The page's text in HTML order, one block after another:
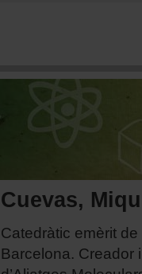
Cuevas,
Catedràtic emèrit
Barcelona. Creador